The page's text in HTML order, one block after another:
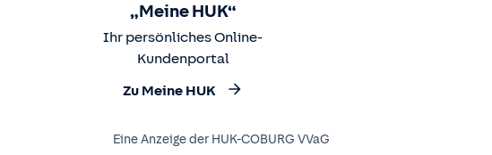
„Meine HUK“
Ihr persönliches Online-
Kundenportal
Zu Meine HUK
Eine Anzeige der HUK-COBURG VVaG